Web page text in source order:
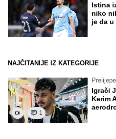
Istina
niko
je da
NAJČITANIJE IZ KATEGORIJE
1
Igrači
Kerim